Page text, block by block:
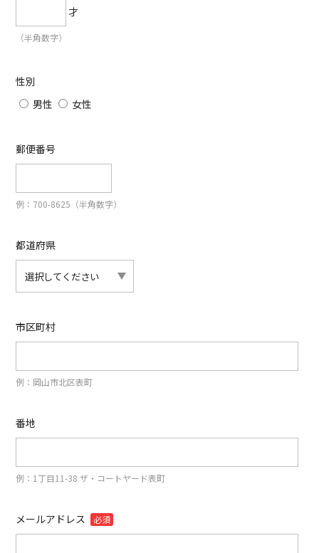
才
（半角数字）
性別
男性
女性
郵便番号
例：700-8625（半角数字）
都道府県
市区町村
例：岡山市北区表町
番地
例：1丁目11-38 ザ・コートヤード表町
メールアドレス 必須